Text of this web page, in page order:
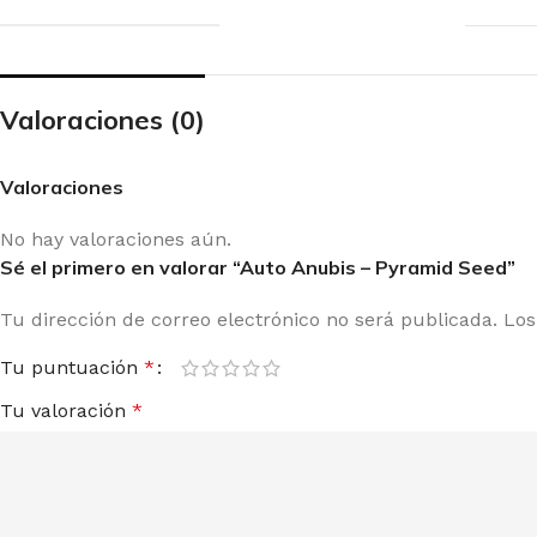
Valoraciones (0)
Valoraciones
No hay valoraciones aún.
Sé el primero en valorar “Auto Anubis – Pyramid Seed”
Tu dirección de correo electrónico no será publicada.
Tu puntuación *
Tu valoración *